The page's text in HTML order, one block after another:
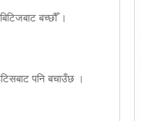
बच्छौँ ।
पनि बचाउँछ ।